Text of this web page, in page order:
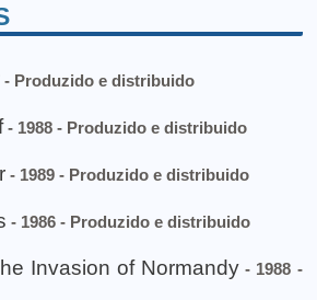
- Produzido e distribuido
- 1988 - Produzido e distribuido
- 1989 - Produzido e distribuido
- 1986 - Produzido e distribuido
Invasion of Normandy - 1988 -